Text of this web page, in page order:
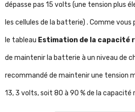
dépasse pas 15 volts (une tension plus
les cellules de la batterie) . Comme
le tableau Estimation de la capacité
de maintenir la batterie à un niveau de
recommandé de maintenir une tension
13, 3 volts, soit 80 à 90 % de la